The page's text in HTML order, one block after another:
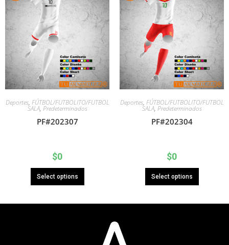
Deportes, FÚTBOL/FUTBOLITO/FUTBOL
SALA, Predeterminados
PF#202307
$0
Select options
Deportes, FÚTBOL/FUTBOLITO/FUTBOL
SALA, Predeterminados
PF#202304
$0
Select options